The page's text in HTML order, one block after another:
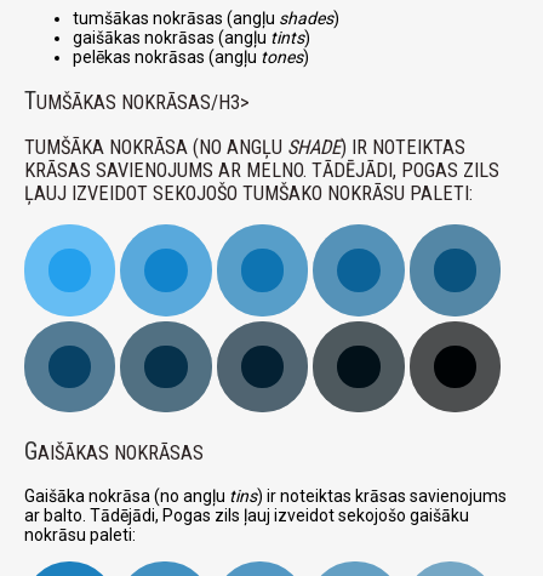
tumšākas nokrāsas (angļu shades)
gaišākas nokrāsas (angļu tints)
pelēkas nokrāsas (angļu tones)
TUMŠĀKAS NOKRĀSAS/H3>
TUMŠĀKA NOKRĀSA (NO ANGĻU SHADE) IR NOTEIKTAS
KRĀSAS SAVIENOJUMS AR MELNO. TĀDĒJĀDI, POGAS ZILS
ĻAUJ IZVEIDOT SEKOJOŠO TUMŠAKO NOKRĀSU PALETI:
GAIŠĀKAS NOKRĀSAS
Gaišāka nokrāsa (no angļu tins) ir noteiktas krāsas savienojums
ar balto. Tādējādi, Pogas zils ļauj izveidot sekojošo gaišāku
nokrāsu paleti: